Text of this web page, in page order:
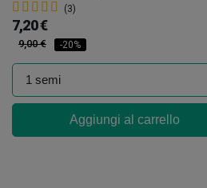
(3)
7,20 €
9,00 € -20%
Aggiungi al carrello